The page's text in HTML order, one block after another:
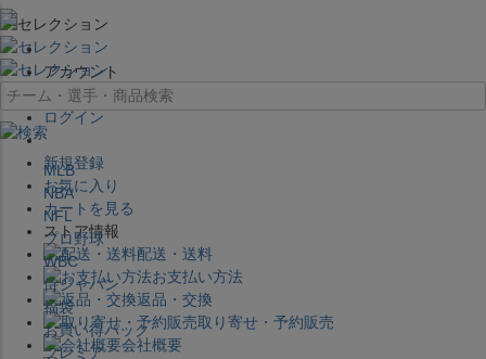
×
アカウント
ログイン
新規登録
お気に入り
カートを見る
ストア情報
配送・送料
お支払い方法
返品・交換
取り寄せ・予約販売
会社概要
MLB
NBA
NFL
プロ野球
WBC
侍ジャパン
福袋
お買い得パック
プレミア